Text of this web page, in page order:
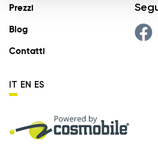
Prezzi
Blog
Contatti
IT EN ES